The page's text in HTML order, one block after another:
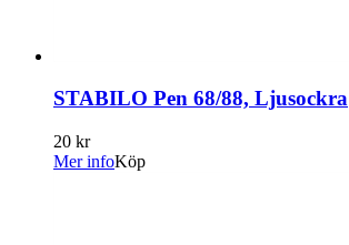
STABILO Pen 68/88, Ljusockra
20 kr
Mer infoKöp